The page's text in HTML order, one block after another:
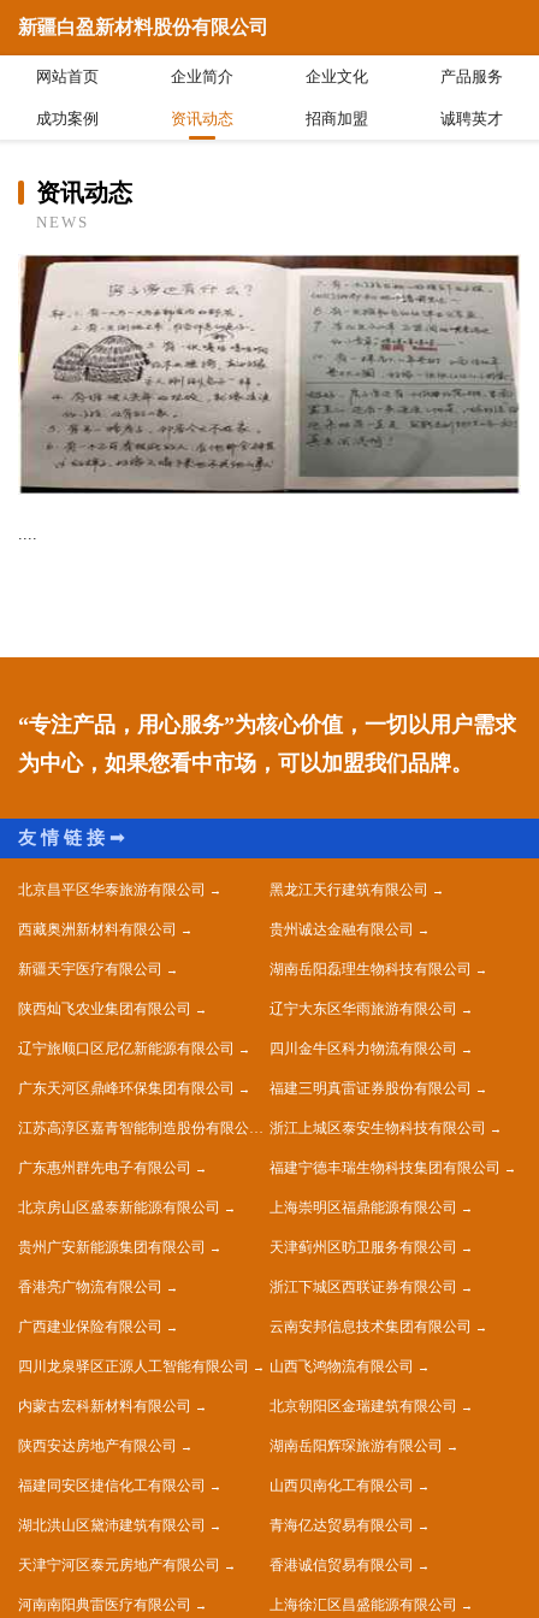
新疆白盈新材料股份有限公司
网站首页 企业简介 企业文化 产品服务
成功案例 资讯动态 招商加盟 诚聘英才
资讯动态
NEWS
....
“专注产品，用心服务”为核心价值，一切以用户需求
为中心，如果您看中市场，可以加盟我们品牌。
北京昌平区华泰旅游有限公司 黑龙江天行建筑有限公司
西藏奥洲新材料有限公司 贵州诚达金融有限公司
新疆天宇医疗有限公司 湖南岳阳磊理生物科技有限公司
陕西灿飞农业集团有限公司 辽宁大东区华雨旅游有限公司
辽宁旅顺口区尼亿新能源有限公司 四川金牛区科力物流有限公司
广东天河区鼎峰环保集团有限公司 福建三明真雷证券股份有限公司
江苏高淳区嘉青智能制造股份有限公司 浙江上城区泰安生物科技有限公司
广东惠州群先电子有限公司 福建宁德丰瑞生物科技集团有限公司
北京房山区盛泰新能源有限公司 上海崇明区福鼎能源有限公司
贵州广安新能源集团有限公司 天津蓟州区昉卫服务有限公司
香港亮广物流有限公司 浙江下城区西联证券有限公司
广西建业保险有限公司 云南安邦信息技术集团有限公司
四川龙泉驿区正源人工智能有限公司 山西飞鸿物流有限公司
内蒙古宏科新材料有限公司 北京朝阳区金瑞建筑有限公司
陕西安达房地产有限公司 湖南岳阳辉琛旅游有限公司
福建同安区捷信化工有限公司 山西贝南化工有限公司
湖北洪山区黛沛建筑有限公司 青海亿达贸易有限公司
天津宁河区泰元房地产有限公司 香港诚信贸易有限公司
河南南阳典雷医疗有限公司 上海徐汇区昌盛能源有限公司